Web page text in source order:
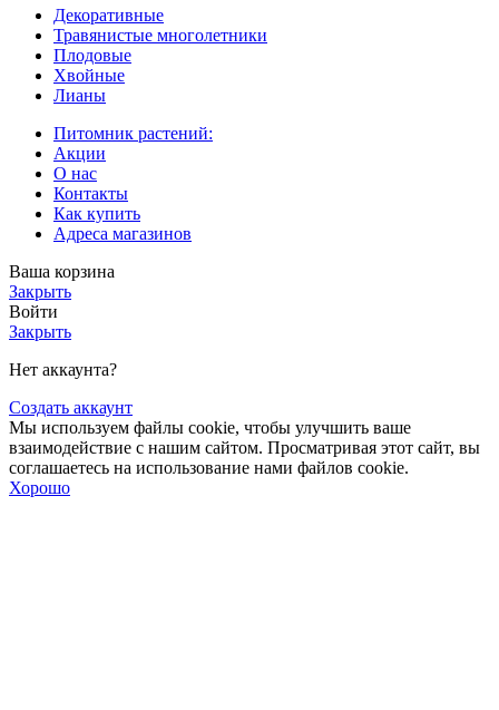
Декоративные
Травянистые многолетники
Плодовые
Хвойные
Лианы
Питомник растений:
Акции
О нас
Контакты
Как купить
Адреса магазинов
Ваша корзина
Закрыть
Войти
Закрыть
Нет аккаунта?
Создать аккаунт
Мы используем файлы cookie, чтобы улучшить ваше
взаимодействие с нашим сайтом. Просматривая этот сайт, вы
соглашаетесь на использование нами файлов cookie.
Хорошо